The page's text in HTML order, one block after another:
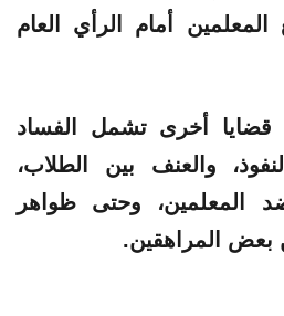
أمام الرأي العام
أخرى تشمل الفساد
والعنف بين الطلاب،
المعلمين، وحتى ظواهر
بعض المراهقين.